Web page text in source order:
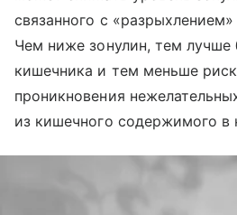
связанного с
Чем ниже зонулин, тем лучше
кишечника и тем меньше
проникновения
из кишечного содержимого в